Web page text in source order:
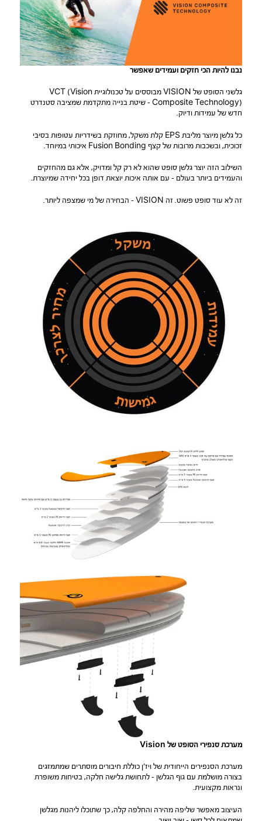
נבנו להיות הכי חזקים ועמידים שאפשר
גלשני הסופט של VISION מבוססים על טכנולוגיית VCT (Vision
Composite Technology) – שיטת בנייה מתקדמת שמציבה סטנדרט
חדש של עמידות ודיוק.
כל גלשן מיוצר מליבת EPS קלת משקל, מחוזקת בשידריות עטופות בסיבי
זכוכית, ובשכבות מרובות של קצף Fusion Bonding איכותי במיוחד.
השילוב הזה יוצר גלשן סופט שהוא לא רק קל ומדויק, אלא גם מהחזקים
והעמידים ביותר בעולם – עם אותה איכות יוצאת דופן בכל יחידה שמיוצרת.
זה לא עוד סופט פשוט. זה VISION – הבחירה של מי שמצפה ליותר.
מערכת סנפירי הסופט של Vision
מערכת הסנפירים הייחודית של ויז׳ן כוללת חיבורים מוסתרים שמתמזגים
בצורה מושלמת עם גוף הגלשן – לתחושת גלישה חלקה, בטיחות משופרת
ונראות מקצועית.
העיצוב מאפשר שליפה מהירה והחלפה קלה, כך שתוכלו ליהנות מגלשן